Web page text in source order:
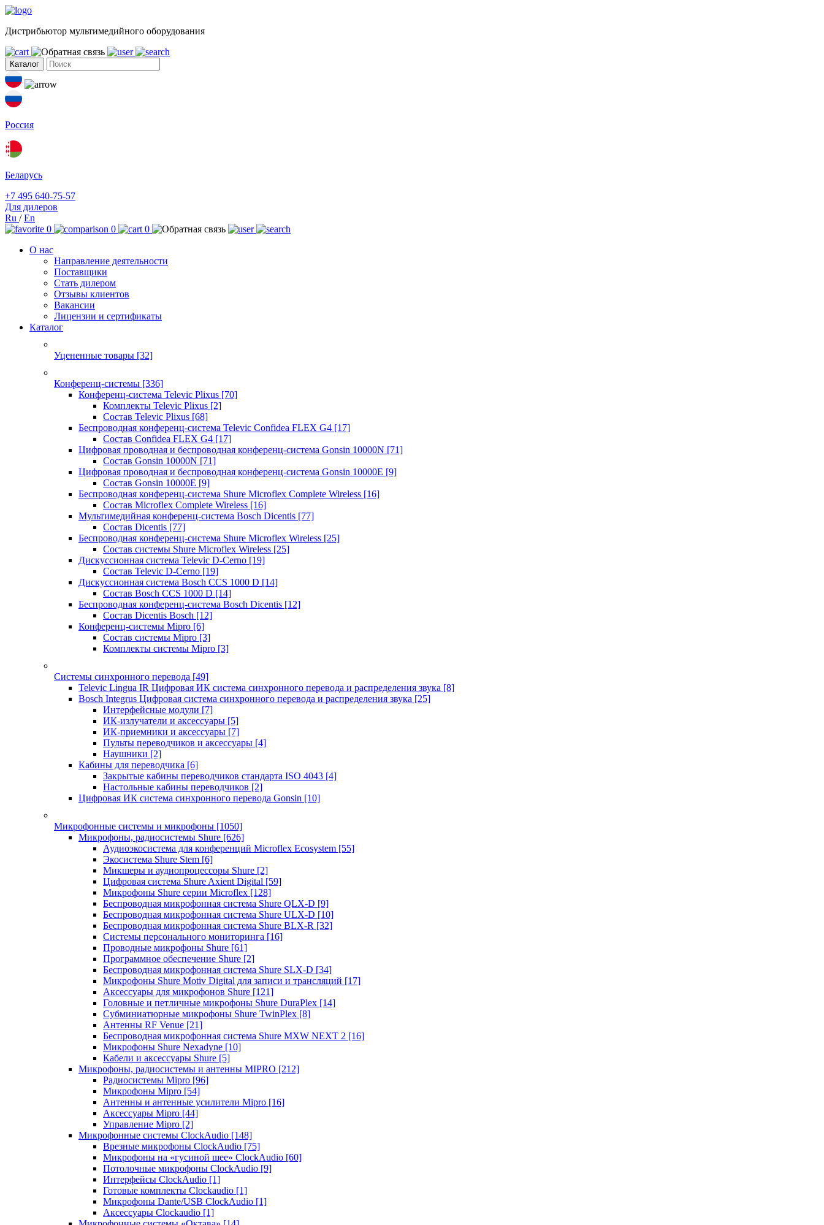
Дистрибьютор мультимедийного оборудования
Каталог
Россия
Беларусь
+7 495 640-75-57
Для дилеров
Ru /En
0
0
0
О нас
Направление деятельности
Поставщики
Стать дилером
Отзывы клиентов
Вакансии
Лицензии и сертификаты
Каталог
Уцененные товары [32]
Конференц-системы [336]
Конференц-система Televic Plixus [70]
Комплекты Televic Plixus [2]
Состав Televic Plixus [68]
Беспроводная конференц-система Televic Confidea FLEX G4 [17]
Состав Confidea FLEX G4 [17]
Цифровая проводная и беспроводная конференц-система Gonsin 10000N [71]
Состав Gonsin 10000N [71]
Цифровая проводная и беспроводная конференц-система Gonsin 10000E [9]
Состав Gonsin 10000E [9]
Беспроводная конференц-система Shure Microflex Complete Wireless [16]
Состав Microflex Complete Wireless [16]
Мультимедийная конференц-система Bosch Dicentis [77]
Состав Dicentis [77]
Беспроводная конференц-система Shure Microflex Wireless [25]
Состав системы Shure Microflex Wireless [25]
Дискуссионная система Televic D-Cerno [19]
Состав Televic D-Cerno [19]
Дискуссионная система Bosch CCS 1000 D [14]
Состав Bosch CCS 1000 D [14]
Беспроводная конференц-система Bosch Dicentis [12]
Состав Dicentis Bosch [12]
Конференц-системы Mipro [6]
Состав системы Mipro [3]
Комплекты системы Mipro [3]
Системы синхронного перевода [49]
Televic Lingua IR Цифровая ИК система синхронного перевода и распределения звука [8]
Bosch Integrus Цифровая система синхронного перевода и распределения звука [25]
Интерфейсные модули [7]
ИК-излучатели и аксессуары [5]
ИК-приемники и аксессуары [7]
Пульты переводчиков и аксессуары [4]
Наушники [2]
Кабины для переводчика [6]
Закрытые кабины переводчиков стандарта ISO 4043 [4]
Настольные кабины переводчиков [2]
Цифровая ИК система синхронного перевода Gonsin [10]
Микрофонные системы и микрофоны [1050]
Микрофоны, радиосистемы Shure [626]
Аудиоэкосистема для конференций Microflex Ecosystem [55]
Экосистема Shure Stem [6]
Микшеры и аудиопроцессоры Shure [2]
Цифровая система Shure Axient Digital [59]
Микрофоны Shure серии Microflex [128]
Беспроводная микрофонная система Shure QLX-D [9]
Беспроводная микрофонная система Shure ULX-D [10]
Беспроводная микрофонная система Shure BLX-R [32]
Системы персонального мониторинга [16]
Проводные микрофоны Shure [61]
Программное обеспечение Shure [2]
Беспроводная микрофонная система Shure SLX-D [34]
Микрофоны Shure Motiv Digital для записи и трансляций [17]
Аксессуары для микрофонов Shure [121]
Головные и петличные микрофоны Shure DuraPlex [14]
Субминиатюрные микрофоны Shure TwinPlex [8]
Антенны RF Venue [21]
Беспроводная микрофонная система Shure MXW NEXT 2 [16]
Микрофоны Shure Nexadyne [10]
Кабели и аксессуары Shure [5]
Микрофоны, радиосистемы и антенны MIPRO [212]
Радиосистемы Mipro [96]
Микрофоны Mipro [54]
Антенны и антенные усилители Mipro [16]
Аксессуары Mipro [44]
Управление Mipro [2]
Микрофонные системы ClockAudio [148]
Врезные микрофоны ClockAudio [75]
Микрофоны на «гусиной шее» ClockAudio [60]
Потолочные микрофоны ClockAudio [9]
Интерфейсы ClockAudio [1]
Готовые комплекты Clockaudio [1]
Микрофоны Dante/USB ClockAudio [1]
Аксессуары Clockaudio [1]